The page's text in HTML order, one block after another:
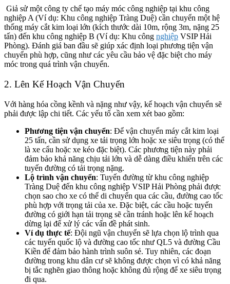
Giả sử một công ty chế tạo máy móc công nghiệp tại khu công
nghiệp A (Ví dụ: Khu công nghiệp Tràng Duệ) cần chuyển một hệ
thống máy cắt kim loại lớn (kích thước dài 10m, rộng 3m, nặng 25
tấn) đến khu công nghiệp B (Ví dụ: Khu công nghiệp VSIP Hải
Phòng). Đánh giá ban đầu sẽ giúp xác định loại phương tiện vận
chuyển phù hợp, cũng như các yêu cầu bảo vệ đặc biệt cho máy
móc trong quá trình vận chuyển.
2. Lên Kế Hoạch Vận Chuyển
Với hàng hóa cồng kềnh và nặng như vậy, kế hoạch vận chuyển sẽ
phải được lập chi tiết. Các yếu tố cần xem xét bao gồm:
Phương tiện vận chuyển: Để vận chuyển máy cắt kim loại
25 tấn, cần sử dụng xe tải trọng lớn hoặc xe siêu trọng (có thể
là xe cẩu hoặc xe kéo đặc biệt). Các phương tiện này phải
đảm bảo khả năng chịu tải lớn và dễ dàng điều khiển trên các
tuyến đường có tải trọng nặng.
Lộ trình vận chuyển: Tuyến đường từ khu công nghiệp
Tràng Duệ đến khu công nghiệp VSIP Hải Phòng phải được
chọn sao cho xe có thể di chuyển qua các cầu, đường cao tốc
phù hợp với trọng tải của xe. Đặc biệt, các cầu hoặc tuyến
đường có giới hạn tải trọng sẽ cần tránh hoặc lên kế hoạch
dừng lại để xử lý các vấn đề phát sinh.
Ví dụ thực tế: Đội ngũ vận chuyển sẽ lựa chọn lộ trình qua
các tuyến quốc lộ và đường cao tốc như QL5 và đường Cầu
Kiền để đảm bảo hành trình suôn sẻ. Tuy nhiên, các đoạn
đường trong khu dân cư sẽ không được chọn vì có khả năng
bị tắc nghẽn giao thông hoặc không đủ rộng để xe siêu trọng
đi qua.